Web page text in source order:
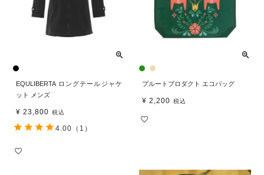
EQULIBERTA ロングテールジャケ
ット メンズ
¥ 23,800 税込
4.00 （1）
プルートプロダクト エコバッグ
¥ 2,200 税込